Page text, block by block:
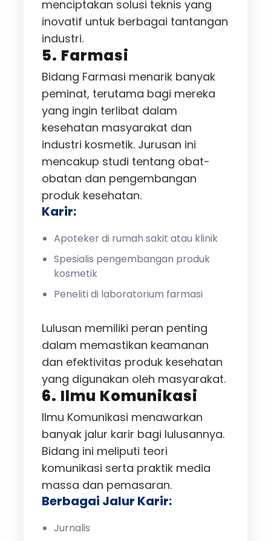
menciptakan solusi teknis yang
inovatif untuk berbagai tantangan
industri.
5. Farmasi
Bidang Farmasi menarik banyak
peminat, terutama bagi mereka
yang ingin terlibat dalam
kesehatan masyarakat dan
industri kosmetik. Jurusan ini
mencakup studi tentang obat-
obatan dan pengembangan
produk kesehatan.
Karir:
Apoteker di rumah sakit atau klinik
Spesialis pengembangan produk
kosmetik
Peneliti di laboratorium farmasi
Lulusan memiliki peran penting
dalam memastikan keamanan
dan efektivitas produk kesehatan
yang digunakan oleh masyarakat.
6. Ilmu Komunikasi
Ilmu Komunikasi menawarkan
banyak jalur karir bagi lulusannya.
Bidang ini meliputi teori
komunikasi serta praktik media
massa dan pemasaran.
Berbagai Jalur Karir:
Jurnalis